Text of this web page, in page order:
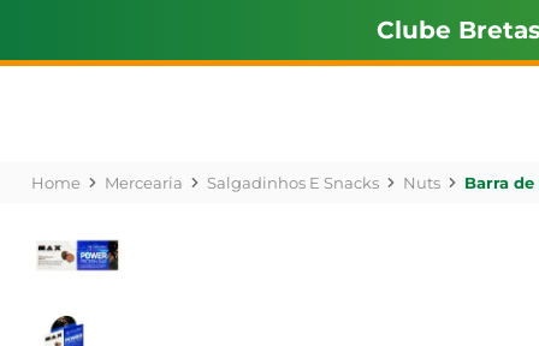
Clube Bretas
Mercearia Salgadinhos E Snacks Nuts Barra